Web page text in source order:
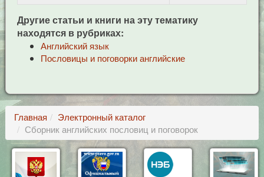
Другие статьи и книги на эту тематику
находятся в рубриках:
Английский язык
Пословицы и поговорки английские
Главная
Электронный каталог
Сборник английских пословиц и поговорок